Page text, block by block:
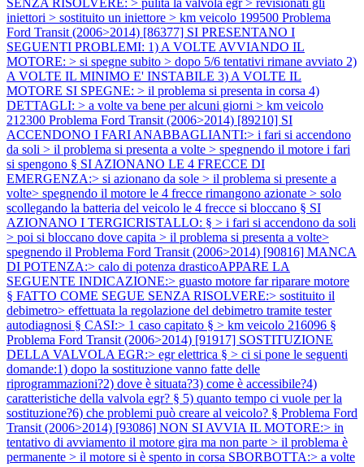
iniettori > sostituito un iniettore > km veicolo 199500 Problema
Ford Transit (2006>2014) [86377] SI PRESENTANO I
SEGUENTI PROBLEMI: 1) A VOLTE AVVIANDO IL
MOTORE: > si spegne subito > dopo 5/6 tentativi rimane avviato 2)
A VOLTE IL MINIMO E' INSTABILE 3) A VOLTE IL
MOTORE SI SPEGNE: > il problema si presenta in corsa 4)
DETTAGLI: > a volte va bene per alcuni giorni > km veicolo
212300 Problema Ford Transit (2006>2014) [89210] SI
ACCENDONO I FARI ANABBAGLIANTI:> i fari si accendono
da soli > il problema si presenta a volte > spegnendo il motore i fari
si spengono § SI AZIONANO LE 4 FRECCE DI
EMERGENZA:> si azionano da sole > il problema si presente a
volte> spegnendo il motore le 4 frecce rimangono azionate > solo
scollegando la batteria del veicolo le 4 frecce si bloccano § SI
AZIONANO I TERGICRISTALLO: § > i fari si accendono da soli
> poi si bloccano dove capita > il problema si presenta a volte>
spegnendo il Problema Ford Transit (2006>2014) [90816] MANCA
DI POTENZA:> calo di potenza drasticoAPPARE LA
SEGUENTE INDICAZIONE:> guasto motore far riparare motore
§ FATTO COME SEGUE SENZA RISOLVERE:> sostituito il
debimetro> effettuata la regolazione del debimetro tramite tester
autodiagnosi § CASI:> 1 caso capitato § > km veicolo 216096 §
Problema Ford Transit (2006>2014) [91917] SOSTITUZIONE
DELLA VALVOLA EGR:> egr elettrica § > ci si pone le seguenti
domande:1) dopo la sostituzione vanno fatte delle
riprogrammazioni?2) dove è situata?3) come è accessibile?4)
caratteristiche della valvola egr? § 5) quanto tempo ci vuole per la
sostituzione?6) che problemi può creare al veicolo? § Problema Ford
Transit (2006>2014) [93086] NON SI AVVIA IL MOTORE:> in
tentativo di avviamento il motore gira ma non parte > il problema è
permanente > il motore si è spento in corsa SBORBOTTA:> a volte